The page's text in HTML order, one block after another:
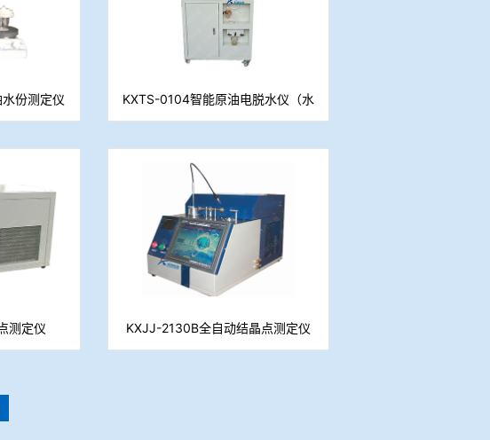
份测定仪
KXTS-0104智能原油电脱水仪（水
分测定仪）
测定仪 KXJJ-2130B全自动结晶点测定仪